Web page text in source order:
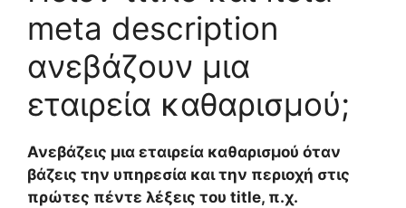
meta description
ανεβάζουν μια
εταιρεία καθαρισμού;
Ανεβάζεις μια εταιρεία καθαρισμού όταν
βάζεις την υπηρεσία και την περιοχή στις
πρώτες πέντε λέξεις του title, π.χ.